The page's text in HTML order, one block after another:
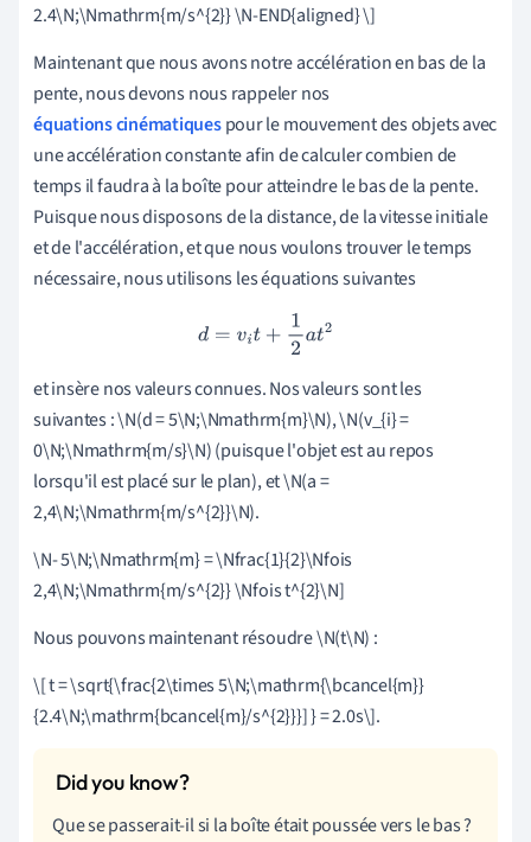
2.4\N;\Nmathrm{m/s^{2}} \N-END{aligned} \]
Maintenant que nous avons notre accélération en bas de la
pente, nous devons nous rappeler nos
équations cinématiquespour le mouvement des objets avec
une accélération constante afin de calculer combien de
temps il faudra à la boîte pour atteindre le bas de la pente.
Puisque nous disposons de la distance, de la vitesse initiale
et de l'accélération, et que nous voulons trouver le temps
nécessaire, nous utilisons les équations suivantes
d =vit+12 at2
et insère nos valeurs connues. Nos valeurs sont les
suivantes : \N(d = 5\N;\Nmathrm{m}\N), \N(v_{i} =
0\N;\Nmathrm{m/s}\N) (puisque l'objet est au repos
lorsqu'il est placé sur le plan), et \N(a =
2,4\N;\Nmathrm{m/s^{2}}\N).
\N- 5\N;\Nmathrm{m} = \Nfrac{1}{2}\Nfois
2,4\N;\Nmathrm{m/s^{2}} \Nfois t^{2}\N]
Nous pouvons maintenant résoudre \N(t\N) :
\[ t = \sqrt{\frac{2\times 5\N;\mathrm{\bcancel{m}}
{2.4\N;\mathrm{bcancel{m}/s^{2}}}] } = 2.0s\].
Que se passerait-il si la boîte était poussée vers le bas ?